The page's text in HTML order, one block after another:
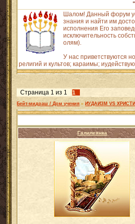
Шалом! Данный форум
знания и найти им
исполнения Его
исключительность
олям).
У нас приветствуются
религий и культов; караимы;
Страница 1 из 1 1
Бейт-мидраш / Дом учения » ИУДАИЗМ VS
Галилеянка